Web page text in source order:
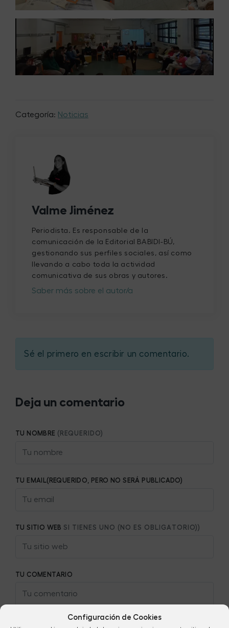
Configuración de Cookies
Categoría: Noticias
Valme Jiménez
Periodista. Es responsable de la
comunicación de la Editorial BABIDI-BÚ,
gestionando sus perfiles sociales, así como
llevando a cabo toda la actividad
comunicativa de sus obras y autores.
Saber más sobre el autor/a
Sé el primero en escribir un comentario.
Deja un comentario
TU NOMBRE (REQUERIDO)
TU EMAIL(REQUERIDO, PERO NO SERÁ PUBLICADO)
TU SITIO WEB SI TIENES UNO (NO ES OBLIGATORIO))
TU COMENTARIO